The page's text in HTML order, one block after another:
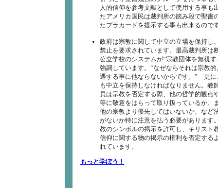
人的信仰を参考文献として使用する事も
たアメリカ国民は裁判所の踏み段で聖書
たプラカードを提示する事も出来るので
政府は宗教に関して中立の立場を保持し
禁止を要求されています。最高裁判所は
公立学校のシステムが“宗教団体を無視
強調しています。“なぜならそれは宗教
遇する事に他ならないからです。” 更に
も中立を保持しなければなりません。教
員は宗教を否定する際、他の哲学的観点
等に敬意をはらって取り扱っているか、
他の宗教より優先してはいないか、など
がないか特に注意を払う必要があります
教のシンボルの掲示を許可し、キリスト
信仰に関する物の掲示の権利を否定する
れています。
もっと学ぼう！